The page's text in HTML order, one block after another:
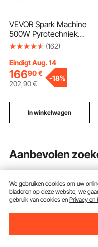
VEVOR Spark Machine
500W Pyrotechniek
Machine
Vuurwerkmachine
DMX Controller
Verstelbare 2-4m
Koude Vonkmachine 7
min per oplaadbeurt
Ideaal voor Bruiloften,
DJ Shows, Feesten
(162)
Eindigt Aug. 14
16690€
202,90€
-18%
In winkelwagen
Aanbevolen
handgreep rvs
We gebruiken cookies om uw
bladeren op deze website, we
gebruik van cookies enPrivacy en